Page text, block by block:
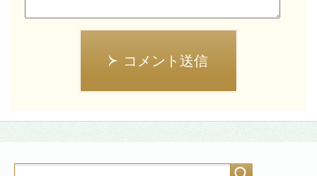
コメント送信